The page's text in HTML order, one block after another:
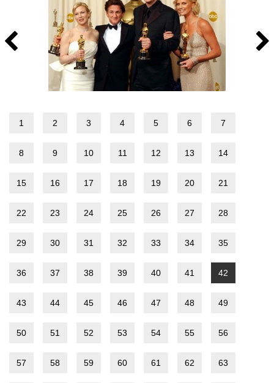
1 2 3 4 5 6 7
8 9 10 11 12 13 14
15 16 17 18 19 20 21
22 23 24 25 26 27 28
29 30 31 32 33 34 35
36 37 38 39 40 41 42
43 44 45 46 47 48 49
50 51 52 53 54 55 56
57 58 59 60 61 62 63